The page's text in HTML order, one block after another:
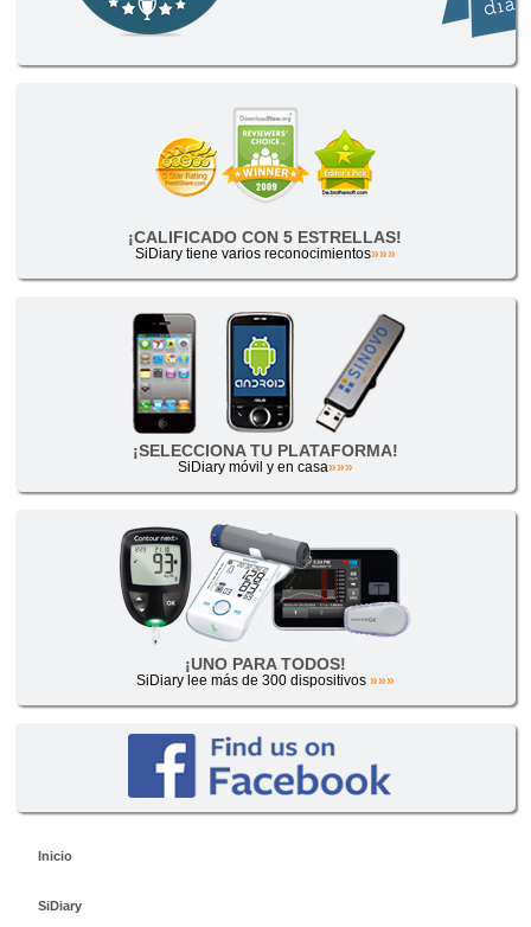
¡CALIFICADO CON 5 ESTRELLAS!
SiDiary tiene varios reconocimientos»»»
¡SELECCIONA TU PLATAFORMA!
SiDiary móvil y en casa»»»
¡UNO PARA TODOS!
SiDiary lee más de 300 dispositivos »»»
Inicio
SiDiary